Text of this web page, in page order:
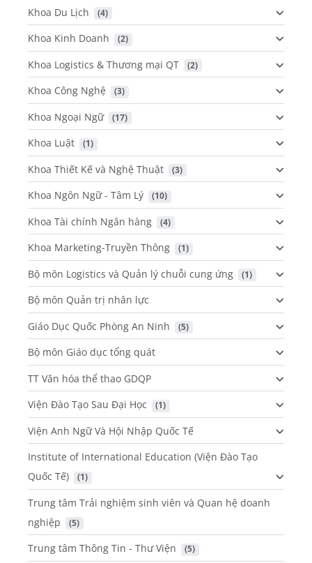
Khoa Du Lịch (4)
Khoa Kinh Doanh (2)
Khoa Logistics & Thương mại QT (2)
Khoa Công Nghệ (3)
Khoa Ngoại Ngữ (17)
Khoa Luật (1)
Khoa Thiết Kế và Nghệ Thuật (3)
Khoa Ngôn Ngữ - Tâm Lý (10)
Khoa Tài chính Ngân hàng (4)
Khoa Marketing-Truyền Thông (1)
Bộ môn Logistics và Quản lý chuỗi cung ứng (1)
Bộ môn Quản trị nhân lực
Giáo Dục Quốc Phòng An Ninh
(5)
Bộ môn Giáo dục tổng quát
TT Văn hóa thể thao GDQP
Viện Đào Tạo Sau Đại Học
(1)
Viện Anh Ngữ Và Hội Nhập Quốc Tế
Institute of International Education (Viện Đào Tạo
Quốc Tế)
(1)
Trung tâm Trải nghiệm sinh viên và Quan hệ doanh
nghiệp
(5)
Trung tâm Thông Tin - Thư Viện (5)